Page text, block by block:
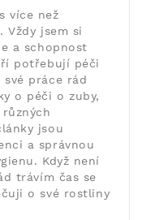
více než
Vždy jsem si
a schopnost
potřebují péči
své práce rád
o péči o zuby,
jsou
a správnou
Když není
trávím čas se
o své rostliny